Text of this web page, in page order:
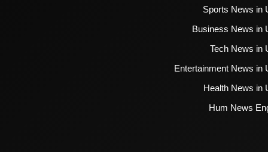
Sports News in
Business News in
Tech News in
Entertainment News in
Health News in
Hum News